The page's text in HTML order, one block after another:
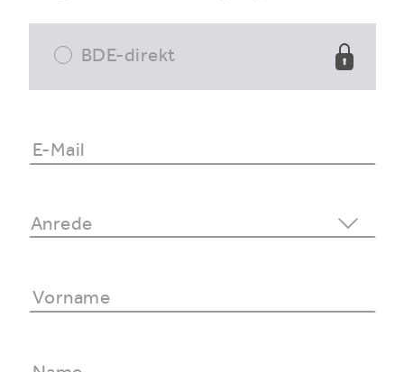
BDE-direkt